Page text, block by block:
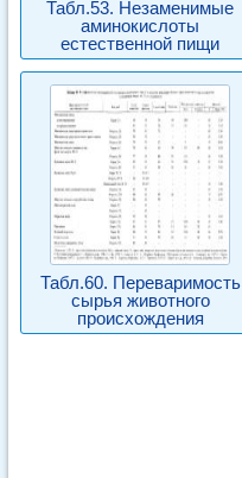
Табл.53. Незаменимые
аминокислоты
естественной пищи
Табл.60. Переваримость
сырья животного
происхождения